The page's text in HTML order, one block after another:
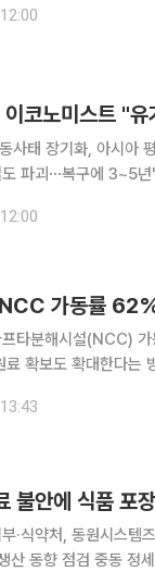
감소로 고용조정이
사태 장기화, 아시아
" 아시아개발은행(ADB)이 중동 전쟁 여파로 올해 유가
화로 인한 최악의 시
NCC 가동률
프타분해시설(NCC)
한다는 방침이다. 대한유화는 기존 62% 수
중동 사태 장기화로 석유
불안에 식품 포
부·식약처, 동원시스
학 원료 수급 우려로 번지면서 정부가 식품·외